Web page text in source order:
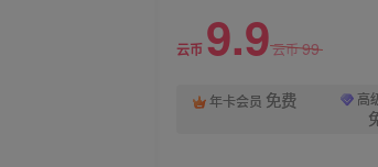
云币 9.9云币99
年卡会员 免费 高